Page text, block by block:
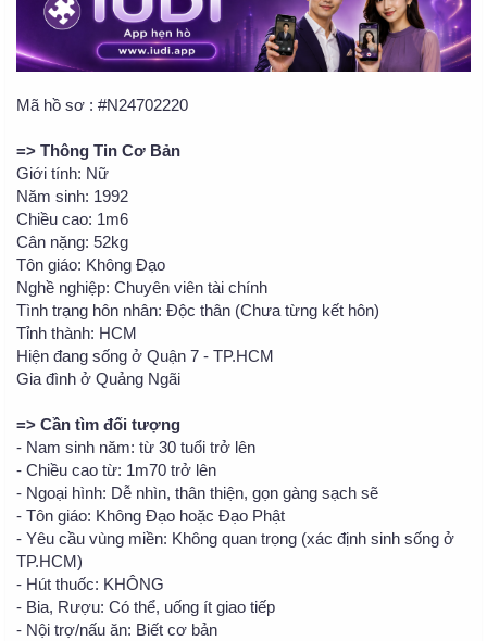
Mã hồ sơ : #N24702220
=> Thông Tin Cơ Bản
Giới tính: Nữ
Năm sinh: 1992
Chiều cao: 1m6
Cân nặng: 52kg
Tôn giáo: Không Đạo
Nghề nghiệp: Chuyên viên tài chính
Tình trạng hôn nhân: Độc thân (Chưa từng kết hôn)
Tỉnh thành: HCM
Hiện đang sống ở Quận 7 - TP.HCM
Gia đình ở Quảng Ngãi
=> Cần tìm đối tượng
- Nam sinh năm: từ 30 tuổi trở lên
- Chiều cao từ: 1m70 trở lên
- Ngoại hình: Dễ nhìn, thân thiện, gọn gàng sạch sẽ
- Tôn giáo: Không Đạo hoặc Đạo Phật
- Yêu cầu vùng miền: Không quan trọng (xác định sinh sống ở
TP.HCM)
- Hút thuốc: KHÔNG
- Bia, Rượu: Có thể, uống ít giao tiếp
- Nội trợ/nấu ăn: Biết cơ bản